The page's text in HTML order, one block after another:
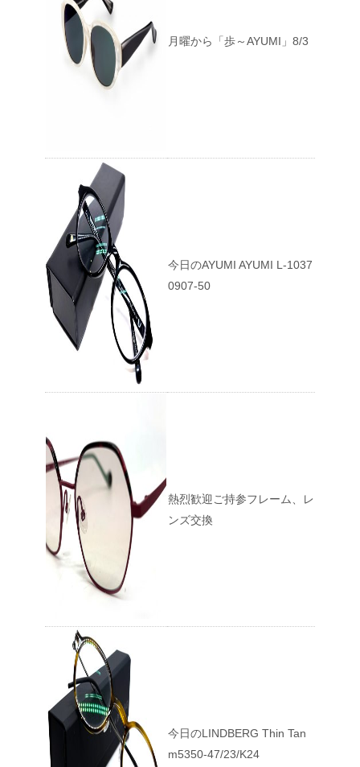
月曜から「歩～AYUMI」8/3
今日のAYUMI AYUMI L-1037
0907-50
熱烈歓迎ご持参フレーム、レ
ンズ交換
今日のLINDBERG Thin Tan
m5350-47/23/K24